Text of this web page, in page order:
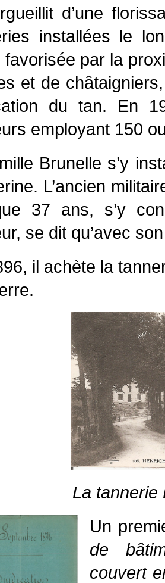
d’une
installées le
favorisée par la
et de
du tan. En
employant 150
Brunelle s’y
L’ancien
37 ans, s’y
se dit qu’avec
il achète la
La tannerie
Un
de
couvert